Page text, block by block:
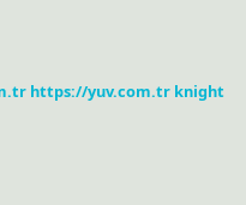
https://yuv.com.tr knight